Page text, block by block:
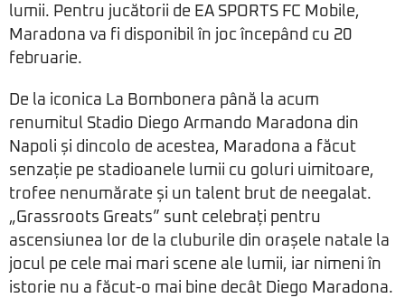
lumii. Pentru jucătorii de EA SPORTS FC Mobile,
Maradona va fi disponibil în joc începând cu 20
februarie.
De la iconica La Bombonera până la acum
renumitul Stadio Diego Armando Maradona din
Napoli și dincolo de acestea, Maradona a făcut
senzație pe stadioanele lumii cu goluri uimitoare,
trofee nenumărate și un talent brut de neegalat.
„Grassroots Greats” sunt celebrați pentru
ascensiunea lor de la cluburile din orașele natale la
jocul pe cele mai mari scene ale lumii, iar nimeni în
istorie nu a făcut-o mai bine decât Diego Maradona.